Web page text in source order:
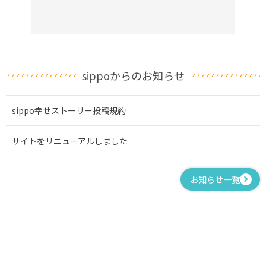
sippoからのお知らせ
sippo幸せストーリー投稿規約
サイトをリニューアルしました
お知らせ一覧